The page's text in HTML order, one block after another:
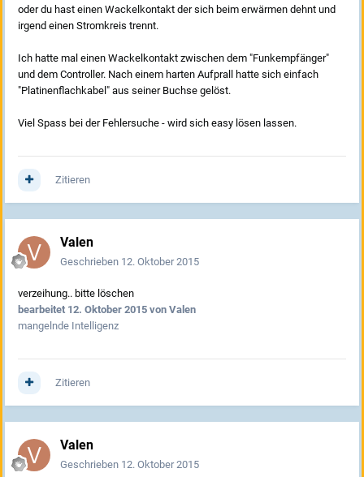
oder du hast einen Wackelkontakt der sich beim erwärmen dehnt und
irgend einen Stromkreis trennt.
Ich hatte mal einen Wackelkontakt zwischen dem "Funkempfänger"
und dem Controller. Nach einem harten Aufprall hatte sich einfach
"Platinenflachkabel" aus seiner Buchse gelöst.
Viel Spass bei der Fehlersuche - wird sich easy lösen lassen.
Zitieren
Valen
Geschrieben 12. Oktober 2015
verzeihung.. bitte löschen
bearbeitet 12. Oktober 2015 von Valen
mangelnde Intelligenz
Zitieren
Valen
Geschrieben 12. Oktober 2015